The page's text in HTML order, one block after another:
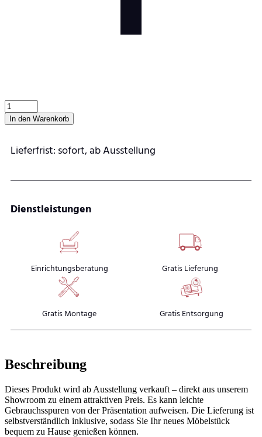
In den Warenkorb
Lieferfrist: sofort, ab Ausstellung
Dienstleistungen
Einrichtungsberatung Gratis Lieferung
Gratis Montage Gratis Entsorgung
Beschreibung
Dieses Produkt wird ab Ausstellung verkauft – direkt aus unserem
Showroom zu einem attraktiven Preis. Es kann leichte
Gebrauchsspuren von der Präsentation aufweisen. Die Lieferung ist
selbstverständlich inklusive, sodass Sie Ihr neues Möbelstück
bequem zu Hause genießen können.